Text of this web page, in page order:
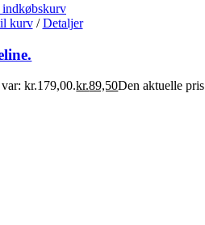
kurv / Detaljer
kr.179,00.kr.89,50Den aktuelle pris